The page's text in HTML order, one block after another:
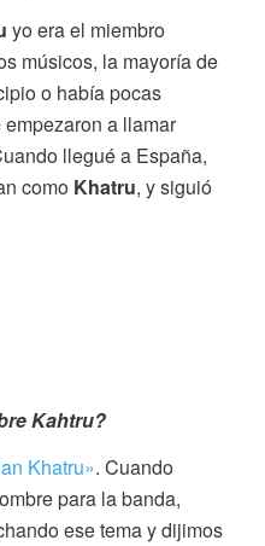
yo era el miembro
músicos, la mayoría de
o había pocas
a llamar
llegué a España,
como Khatru, y siguió
Kahtru?
Khatru». Cuando
para la banda,
ese tema y dijimos